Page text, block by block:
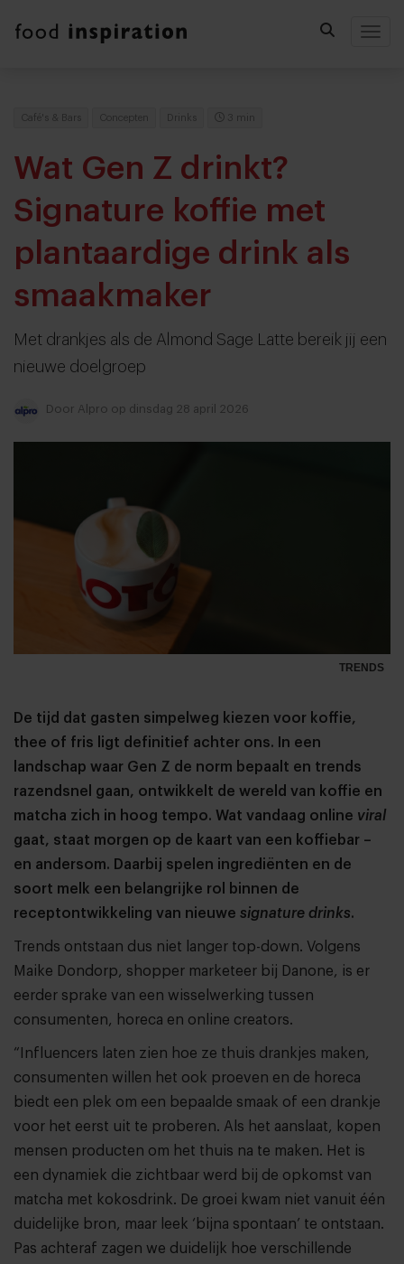
Café's & Bars Concepten Drinks 3 min
Wat Gen Z drinkt?
Signature koffie met
plantaardige drink als
smaakmaker
Met drankjes als de Almond Sage Latte bereik jij een
nieuwe doelgroep
Door Alpro op dinsdag 28 april 2026
TRENDS
De tijd dat gasten simpelweg kiezen voor koffie,
thee of fris ligt definitief achter ons. In een
landschap waar Gen Z de norm bepaalt en trends
razendsnel gaan, ontwikkelt de wereld van koffie en
matcha zich in hoog tempo. Wat vandaag online viral
gaat, staat morgen op de kaart van een koffiebar –
en andersom. Daarbij spelen ingrediënten en de
soort melk een belangrijke rol binnen de
receptontwikkeling van nieuwe signature drinks.
Trends ontstaan dus niet langer top-down. Volgens
Maike Dondorp, shopper marketeer bij Danone, is er
eerder sprake van een wisselwerking tussen
consumenten, horeca en online creators.
“Influencers laten zien hoe ze thuis drankjes maken,
consumenten willen het ook proeven en de horeca
biedt een plek om een bepaalde smaak of een drankje
voor het eerst uit te proberen. Als het aanslaat, kopen
mensen producten om het thuis na te maken. Het is
een dynamiek die zichtbaar werd bij de opkomst van
matcha met kokosdrink. De groei kwam niet vanuit één
duidelijke bron, maar leek ‘bijna spontaan’ te ontstaan.
Pas achteraf zagen we duidelijk hoe verschillende